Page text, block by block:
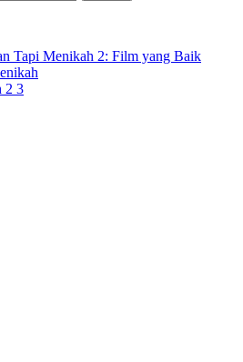
Tapi Menikah 2: Film yang Baik
2 3